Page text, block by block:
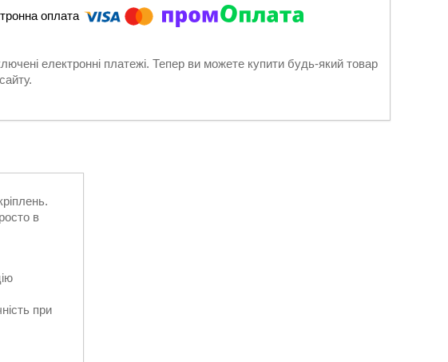
електронні платежі. Тепер ви можете купити будь-який товар
в
при